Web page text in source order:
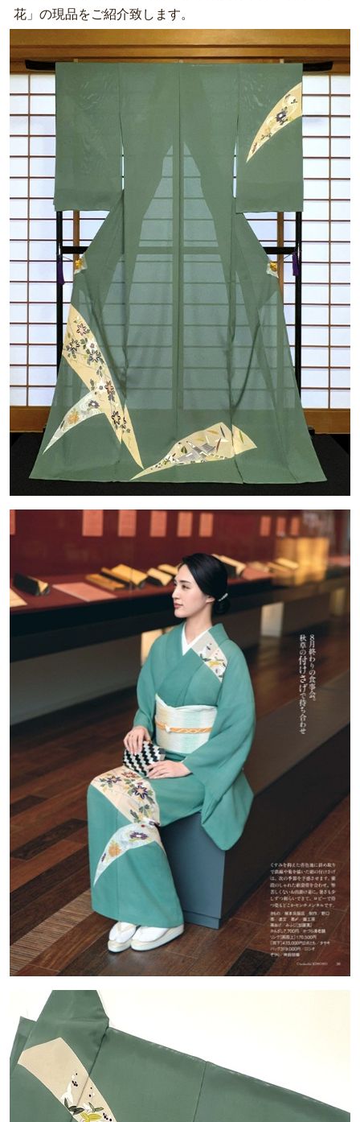
花」の現品をご紹介致します。